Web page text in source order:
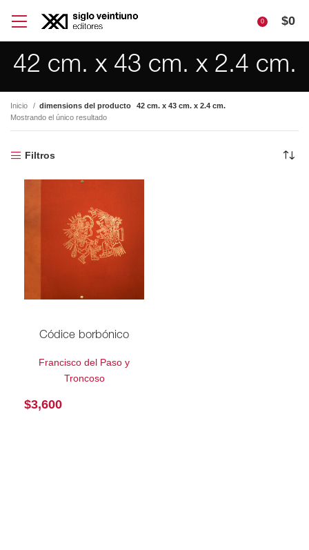
0 $0
42 cm. x 43 cm. x 2.4 cm.
Inicio dimensions del producto
42 cm. x 43 cm. x 2.4 cm.
Mostrando el único resultado
Filtros
Códice borbónico
Francisco del Paso y
Troncoso
$3,600